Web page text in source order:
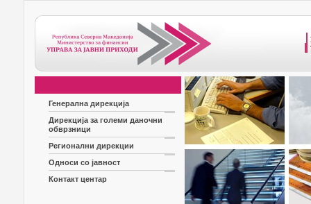
Генерална дирекција
Дирекција за големи даночни
обврзници
Регионални дирекции
Односи со јавност
Контакт центар